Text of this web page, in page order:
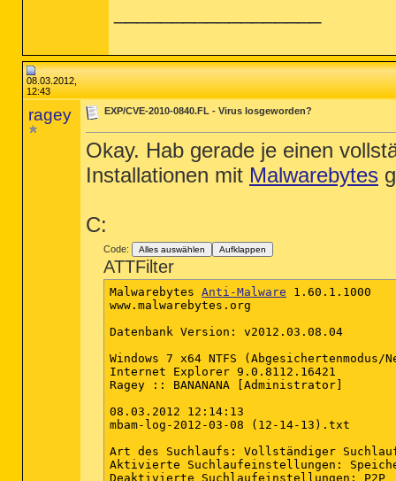
08.03.2012,
12:43
ragey EXP/CVE-2010-0840.FL - Virus losgeworden?
Okay. Hab gerade je einen
Installationen mit Malwarebytes
C:
Code: Alles auswählen Aufklappen
ATTFilter
Malwarebytes Anti-Malware 1.60.1.1000
www.malwarebytes.org
Datenbank Version: v2012.03.08.04
Windows 7 x64 NTFS (Abgesichertenmodus/
Internet Explorer 9.0.8112.16421
Ragey :: BANANANA [Administrator]
08.03.2012 12:14:13
mbam-log-2012-03-08 (12-14-13).txt
Art des Suchlaufs: Vollständiger
Aktivierte Suchlaufeinstellungen:
Deaktivierte Suchlaufeinstellungen: P2P